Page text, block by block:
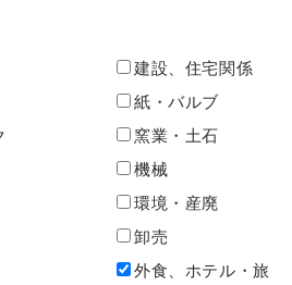
建設、住宅関係
紙・バルブ
窯業・土石
機械
環境・産廃
卸売
外食、ホテル・旅